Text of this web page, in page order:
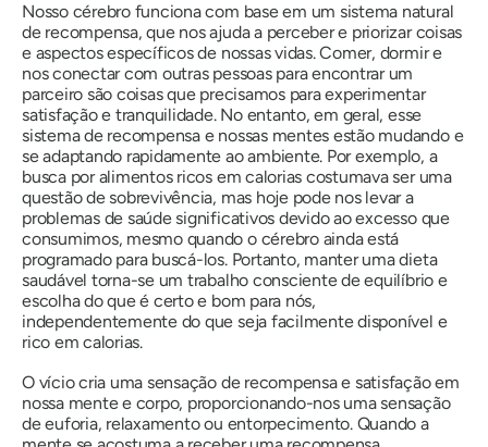
Nosso cérebro funciona com base em um sistema natural
de recompensa, que nos ajuda a perceber e priorizar coisas
e aspectos específicos de nossas vidas. Comer, dormir e
nos conectar com outras pessoas para encontrar um
parceiro são coisas que precisamos para experimentar
satisfação e tranquilidade. No entanto, em geral, esse
sistema de recompensa e nossas mentes estão mudando e
se adaptando rapidamente ao ambiente. Por exemplo, a
busca por alimentos ricos em calorias costumava ser uma
questão de sobrevivência, mas hoje pode nos levar a
problemas de saúde significativos devido ao excesso que
consumimos, mesmo quando o cérebro ainda está
programado para buscá-los. Portanto, manter uma dieta
saudável torna-se um trabalho consciente de equilíbrio e
escolha do que é certo e bom para nós,
independentemente do que seja facilmente disponível e
rico em calorias.
O vício cria uma sensação de recompensa e satisfação em
nossa mente e corpo, proporcionando-nos uma sensação
de euforia, relaxamento ou entorpecimento. Quando a